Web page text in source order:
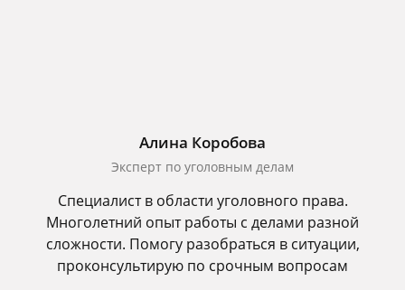
Алина Коробова
Эксперт по уголовным делам
Специалист в области уголовного права.
Многолетний опыт работы с делами разной
сложности. Помогу разобраться в ситуации,
проконсультирую по срочным вопросам